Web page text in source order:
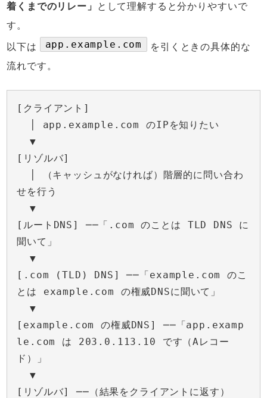
着くまでのリレー」
として理解すると分かりやすいで
す。
以下は
app.example.com
を引くときの具体的な
流れです。
[クライアント]
│ app.example.com のIPを知りたい
▼
[リゾルバ]
│ （キャッシュがなければ）階層的に問い合わ
せを行う
▼
[ルートDNS] ──「.com のことは TLD DNS に
聞いて」
▼
[.com (TLD) DNS] ──「example.com のこ
とは example.com の権威DNSに聞いて」
▼
[example.com の権威DNS] ──「app.examp
le.com は 203.0.113.10 です（Aレコー
ド）」
▼
[リゾルバ] ──（結果をクライアントに返す）